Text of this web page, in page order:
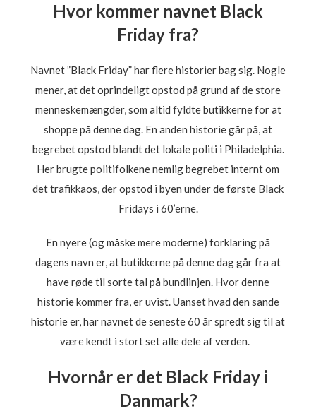
Hvor kommer navnet Black
Friday fra?
Navnet ”Black Friday” har flere historier bag sig. Nogle
mener, at det oprindeligt opstod på grund af de store
menneskemængder, som altid fyldte butikkerne for at
shoppe på denne dag. En anden historie går på, at
begrebet opstod blandt det lokale politi i Philadelphia.
Her brugte politifolkene nemlig begrebet internt om
det trafikkaos, der opstod i byen under de første Black
Fridays i 60’erne.
En nyere (og måske mere moderne) forklaring på
dagens navn er, at butikkerne på denne dag går fra at
have røde til sorte tal på bundlinjen. Hvor denne
historie kommer fra, er uvist. Uanset hvad den sande
historie er, har navnet de seneste 60 år spredt sig til at
være kendt i stort set alle dele af verden.
Hvornår er det Black Friday i
Danmark?